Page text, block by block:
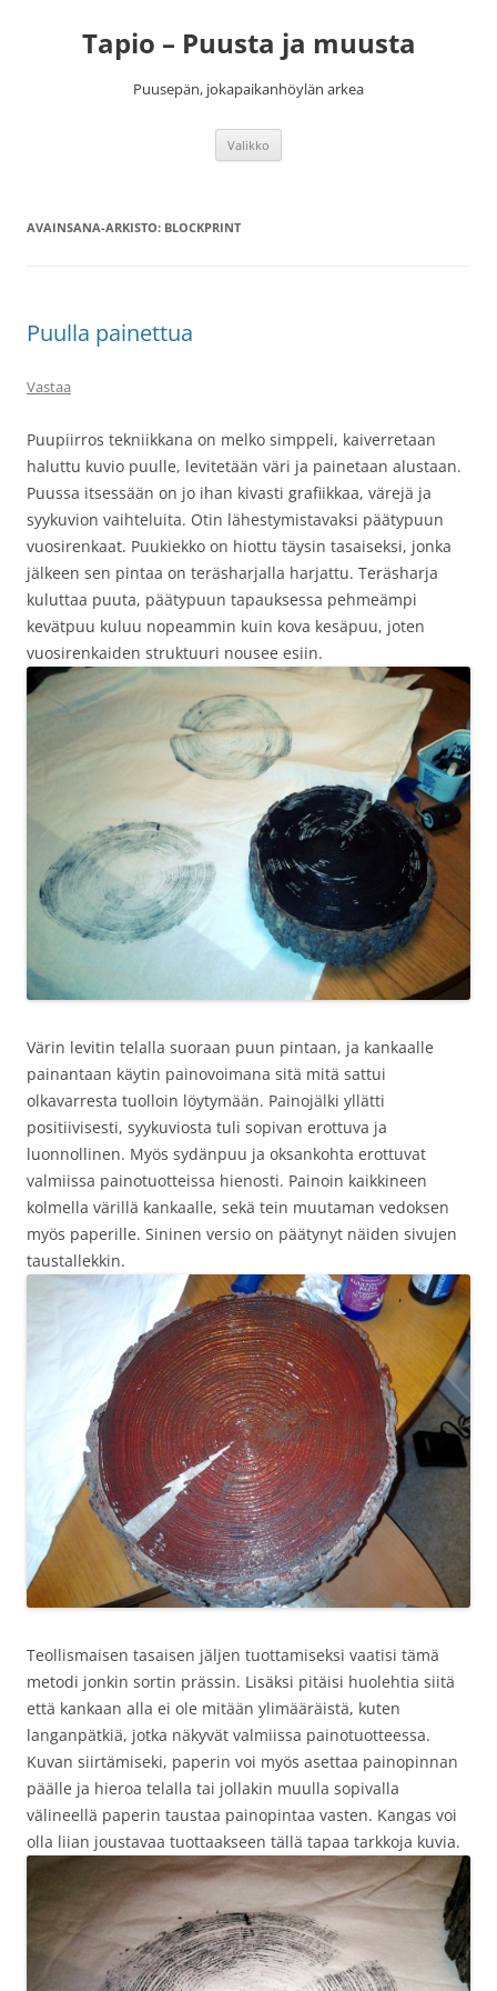
Tapio – Puusta ja muusta
Puusepän, jokapaikanhöylän arkea
Valikko
AVAINSANA-ARKISTO: BLOCKPRINT
Puulla painettua
Vastaa
Puupiirros tekniikkana on melko simppeli, kaiverretaan
haluttu kuvio puulle, levitetään väri ja painetaan alustaan.
Puussa itsessään on jo ihan kivasti grafiikkaa, värejä ja
syykuvion vaihteluita. Otin lähestymistavaksi päätypuun
vuosirenkaat. Puukiekko on hiottu täysin tasaiseksi, jonka
jälkeen sen pintaa on teräsharjalla harjattu. Teräsharja
kuluttaa puuta, päätypuun tapauksessa pehmeämpi
kevätpuu kuluu nopeammin kuin kova kesäpuu, joten
vuosirenkaiden struktuuri nousee esiin.
Värin levitin telalla suoraan puun pintaan, ja kankaalle
painantaan käytin painovoimana sitä mitä sattui
olkavarresta tuolloin löytymään. Painojälki yllätti
positiivisesti, syykuviosta tuli sopivan erottuva ja
luonnollinen. Myös sydänpuu ja oksankohta erottuvat
valmiissa painotuotteissa hienosti. Painoin kaikkineen
kolmella värillä kankaalle, sekä tein muutaman vedoksen
myös paperille. Sininen versio on päätynyt näiden sivujen
taustallekkin.
Teollismaisen tasaisen jäljen tuottamiseksi vaatisi tämä
metodi jonkin sortin prässin. Lisäksi pitäisi huolehtia siitä
että kankaan alla ei ole mitään ylimääräistä, kuten
langanpätkiä, jotka näkyvät valmiissa painotuotteessa.
Kuvan siirtämiseki, paperin voi myös asettaa painopinnan
päälle ja hieroa telalla tai jollakin muulla sopivalla
välineellä paperin taustaa painopintaa vasten. Kangas voi
olla liian joustavaa tuottaakseen tällä tapaa tarkkoja kuvia.